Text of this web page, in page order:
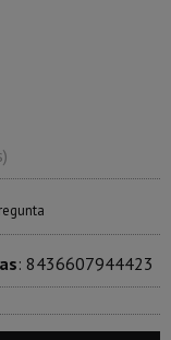
: 8436607944423